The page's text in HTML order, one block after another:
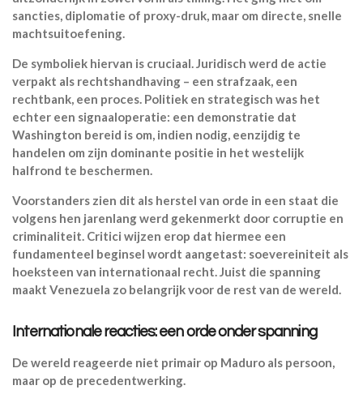
sancties, diplomatie of proxy-druk, maar om directe, snelle
machtsuitoefening.
De symboliek hiervan is cruciaal. Juridisch werd de actie
verpakt als rechtshandhaving – een strafzaak, een
rechtbank, een proces. Politiek en strategisch was het
echter een signaaloperatie: een demonstratie dat
Washington bereid is om, indien nodig, eenzijdig te
handelen om zijn dominante positie in het westelijk
halfrond te beschermen.
Voorstanders zien dit als herstel van orde in een staat die
volgens hen jarenlang werd gekenmerkt door corruptie en
criminaliteit. Critici wijzen erop dat hiermee een
fundamenteel beginsel wordt aangetast: soevereiniteit als
hoeksteen van internationaal recht. Juist die spanning
maakt Venezuela zo belangrijk voor de rest van de wereld.
Internationale reacties: een orde onder spanning
De wereld reageerde niet primair op Maduro als persoon,
maar op de precedentwerking.